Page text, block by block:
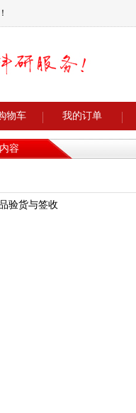
物车 我的订单
容
验货与签收